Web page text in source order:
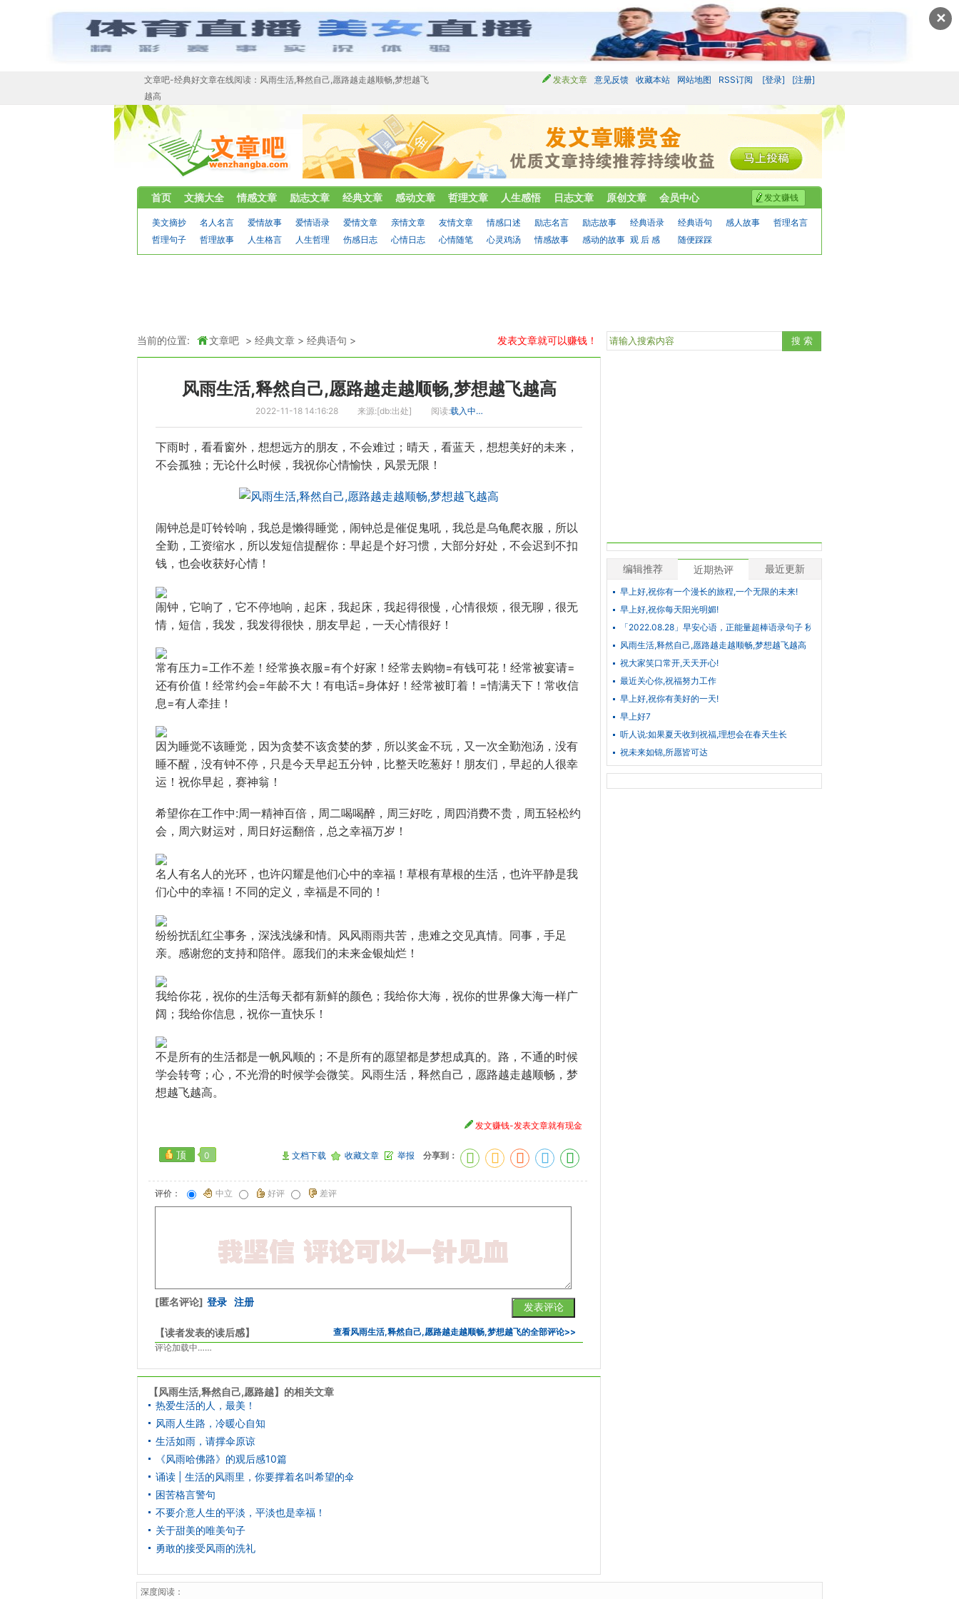
✕
文章吧-经典好文章在线阅读：风雨生活,释然自己,愿路越走越顺畅,梦想越飞
越高
发表文章 意见反馈 收藏本站 网站地图 RSS订阅 [登录] [注册]
发文赚钱
首页 文摘大全 情感文章 励志文章 经典文章 感动文章 哲理文章 人生感悟 日志文章 原创文章 会员中心
美文摘抄 名人名言 爱情故事 爱情语录 爱情文章 亲情文章 友情文章 情感口述 励志名言 励志故事 经典语录 经典语句 感人故事
哲理名言
哲理句子
哲理故事 人生格言 人生哲理 伤感日志 心情日志 心情随笔 心灵鸡汤 情感故事 感动的故事 观 后 感 随便踩踩
当前的位置: 文章吧 > 经典文章 > 经典语句 > 发表文章就可以赚钱！
风雨生活,释然自己,愿路越走越顺畅,梦想越飞越高
2022-11-18 14:16:28 来源:[db:出处] 阅读:载入中…
下雨时，看看窗外，想想远方的朋友，不会难过；晴天，看蓝天，想想美好的未来，
不会孤独；无论什么时候，我祝你心情愉快，风景无限！
闹钟总是叮铃铃响，我总是懒得睡觉，闹钟总是催促鬼吼，我总是乌龟爬衣服，所以
全勤，工资缩水，所以发短信提醒你：早起是个好习惯，大部分好处，不会迟到不扣
钱，也会收获好心情！
闹钟，它响了，它不停地响，起床，我起床，我起得很慢，心情很烦，很无聊，很无
情，短信，我发，我发得很快，朋友早起，一天心情很好！
常有压力=工作不差！经常换衣服=有个好家！经常去购物=有钱可花！经常被宴请=
还有价值！经常约会=年龄不大！有电话=身体好！经常被盯着！=情满天下！常收信
息=有人牵挂！
因为睡觉不该睡觉，因为贪婪不该贪婪的梦，所以奖金不玩，又一次全勤泡汤，没有
睡不醒，没有钟不停，只是今天早起五分钟，比整天吃葱好！朋友们，早起的人很幸
运！祝你早起，赛神翁！
希望你在工作中:周一精神百倍，周二喝喝醉，周三好吃，周四消费不贵，周五轻松约
会，周六财运对，周日好运翻倍，总之幸福万岁！
名人有名人的光环，也许闪耀是他们心中的幸福！草根有草根的生活 ，也许平静是我
们心中的幸福！不同的定义，幸福是不同的！
纷纷扰乱红尘事务，深浅浅缘和情。风风雨雨共苦，患难之交见真情。同事，手足
亲。感谢您的支持和陪伴。愿我们的未来金银灿烂！
我给你花，祝你的生活每天都有新鲜的颜色；我给你大海，祝你的世界像大海一样广
阔；我给你信息，祝你一直快乐！
不是所有的生活都是一帆风顺的；不是所有的愿望都是梦想成真的。路，不通的时候
学会转弯；心，不光滑的时候学会微笑。风雨生活，释然自己 ，愿路越走越顺畅 ，梦
想越飞越高。
发文赚钱-发表文章就有现金
顶 0 文档下载 收藏文章 举报 分享到：
评价： 中立 好评 差评
[匿名评论] 登录 注册
【读者发表的读后感】 查看风雨生活,释然自己,愿路越走越顺畅,梦想越飞的全部评论>>
评论加载中……
【风雨生活,释然自己,愿路越】的相关文章
​热爱生活的人，最美！
风雨人生路，冷暖心自知
生活如雨，请撑伞原谅
《风雨哈佛路》的观后感10篇
诵读 | 生活的风雨里，你要撑着名叫希望的伞
困苦格言警句
不要介意人生的平淡，平淡也是幸福！
关于甜美的唯美句子
勇敢的接受风雨的洗礼
编辑推荐 近期热评 最近更新
早上好,祝你有一个漫长的旅程,一个无限的未来!
早上好,祝你每天阳光明媚!
「2022.08.28」早安心语，正能量超棒语录句子 秋天早上好图片大全
风雨生活,释然自己,愿路越走越顺畅,梦想越飞越高
祝大家笑口常开,天天开心!
最近关心你,祝福努力工作
早上好,祝你有美好的一天!
早上好7
听人说:如果夏天收到祝福,理想会在春天生长
祝未来如锦,所愿皆可达
深度阅读：